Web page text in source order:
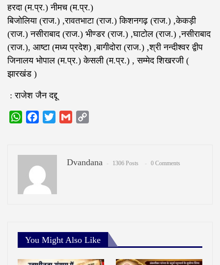
हरदा (म.प्र.) नीमच (म.प्र.)
बिजोलिया (राज.) ,रावतभाटा (राज.) किशनगढ़ (राज.) ,केकड़ी
(राज.) नसीराबाद (राज.) भीण्डर (राज.) ,घाटोल (राज.) ,नसीराबाद
(राज.), आष्टा (मध्य प्रदेश) ,बागीदोरा (राज.) ,श्री नन्दीश्वर द्वीप
जिनालय भोपाल (म.प्र.) केसली (म.प्र.) , सम्मेद शिखरजी (
झारखंड )
‌ : राजेश जैन दद्दू
WhatsAppFacebook
Twitter Gmail
Dvandana 1306 Posts 0 Comments
You Might Also Like